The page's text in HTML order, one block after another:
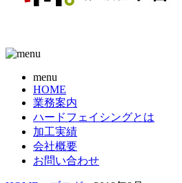
menu
HOME
業務案内
ハードフェイシングとは
加工実績
会社概要
お問い合わせ